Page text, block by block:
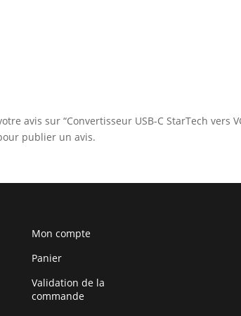
avis sur “Convertisseur USB-C StarTech vers
publier un avis.
Mon compte
Panier
Validation de la
commande